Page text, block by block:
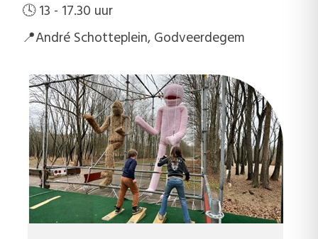
🕓 13 - 17.30 uur
📍André Schotteplein, Godveerdegem